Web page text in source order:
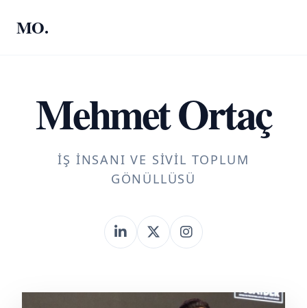
MO.
Mehmet Ortaç
İŞ İNSANI VE SIVIL TOPLUM
GÖNÜLLÜSÜ